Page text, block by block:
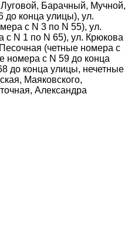
Барачный, Мучной,
конца улицы), ул.
с N 3 по N 55), ул.
с N 1 по N 65), ул. Крюкова
(четные номера с
номера с N 59 до конца
до конца улицы, нечетные
Маяковского,
Александра